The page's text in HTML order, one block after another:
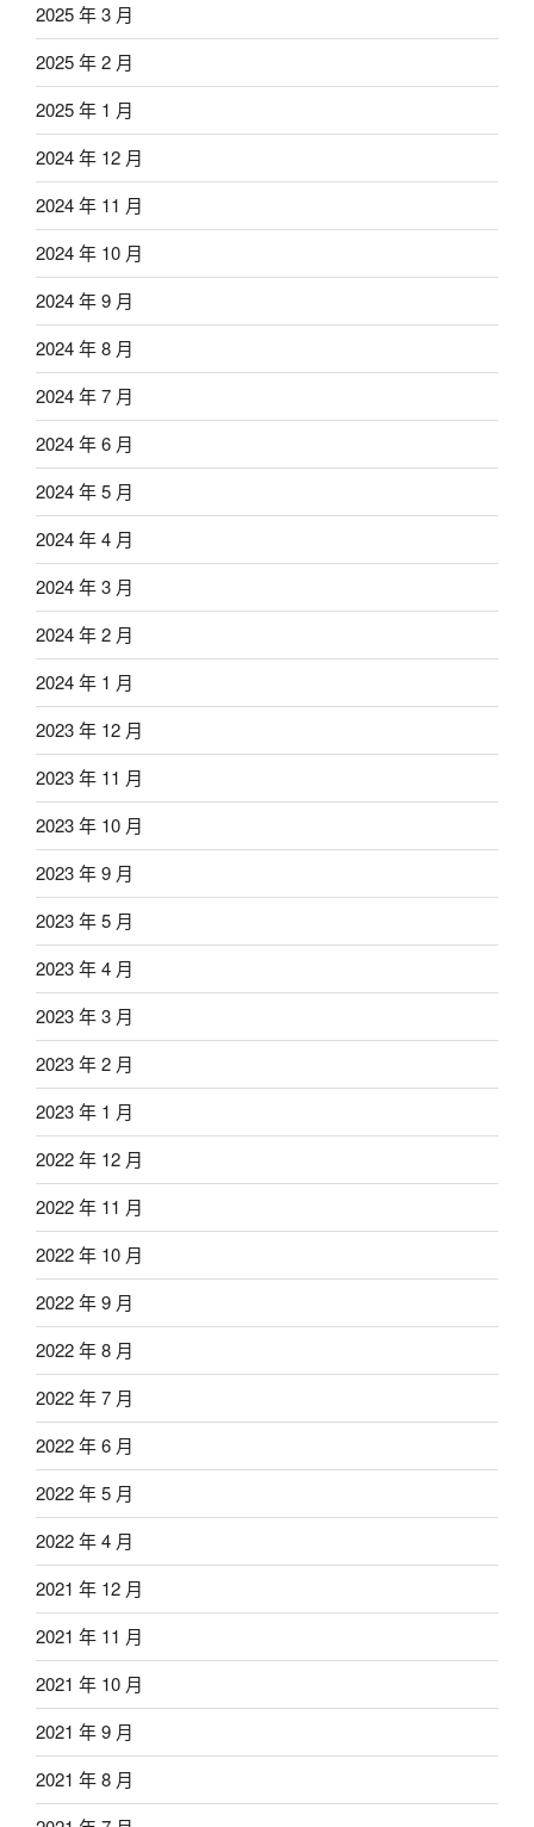
2025 年 3 月
2025 年 2 月
2025 年 1 月
2024 年 12 月
2024 年 11 月
2024 年 10 月
2024 年 9 月
2024 年 8 月
2024 年 7 月
2024 年 6 月
2024 年 5 月
2024 年 4 月
2024 年 3 月
2024 年 2 月
2024 年 1 月
2023 年 12 月
2023 年 11 月
2023 年 10 月
2023 年 9 月
2023 年 5 月
2023 年 4 月
2023 年 3 月
2023 年 2 月
2023 年 1 月
2022 年 12 月
2022 年 11 月
2022 年 10 月
2022 年 9 月
2022 年 8 月
2022 年 7 月
2022 年 6 月
2022 年 5 月
2022 年 4 月
2021 年 12 月
2021 年 11 月
2021 年 10 月
2021 年 9 月
2021 年 8 月